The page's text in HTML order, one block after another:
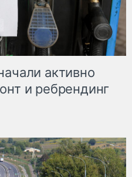
активно
и ребрендинг